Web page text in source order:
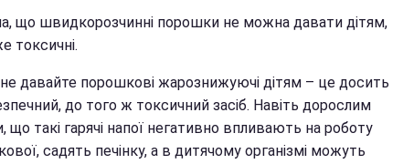
що швидкорозчинні порошки не можна давати дітям,
токсичні.
не давайте порошкові жарознижуючі дітям – це досить
до того ж токсичний засіб. Навіть дорослим
що такі гарячі напої негативно впливають на роботу
садять печінку, a в дитячому організмі можуть